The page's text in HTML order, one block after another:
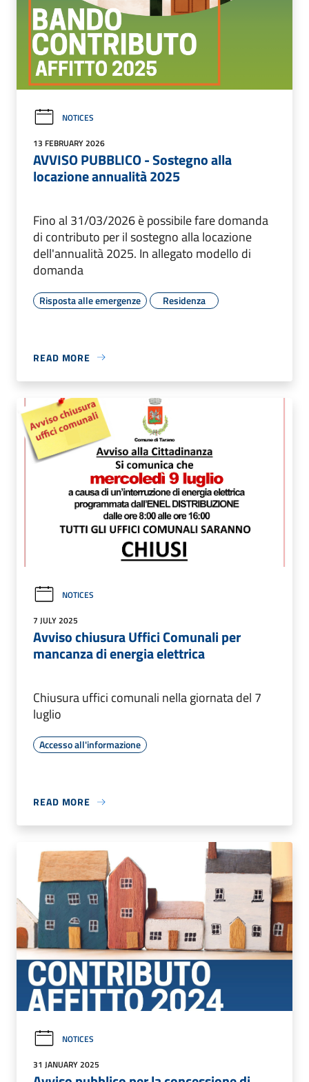
NOTICES
13 FEBRUARY 2026
AVVISO PUBBLICO - Sostegno alla
locazione annualità 2025
Fino al 31/03/2026 è possibile fare domanda
di contributo per il sostegno alla locazione
dell'annualità 2025. In allegato modello di
domanda
Risposta alle emergenze Residenza
READ MORE
NOTICES
7 JULY 2025
Avviso chiusura Uffici Comunali per
mancanza di energia elettrica
Chiusura uffici comunali nella giornata del 7
luglio
Accesso all'informazione
READ MORE
NOTICES
31 JANUARY 2025